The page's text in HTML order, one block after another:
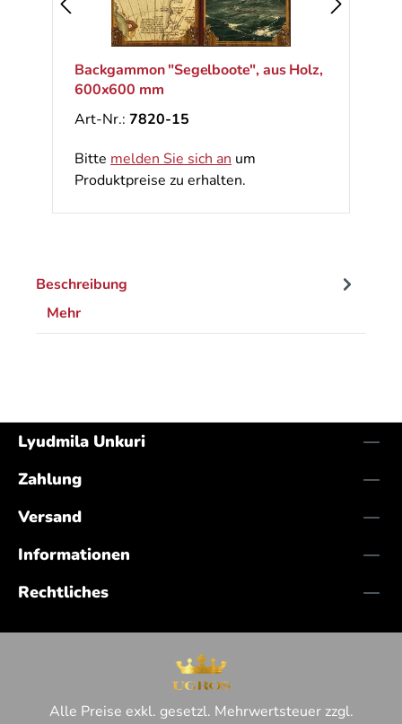
Backgammon "Segelboote", aus Holz,
600x600 mm
Art-Nr.: 7820-15
Bitte melden Sie sich an um
Produktpreise zu erhalten.
Beschreibung
Mehr
Lyudmila Unkuri
Zahlung
Versand
Informationen
Rechtliches
Alle Preise exkl. gesetzl. Mehrwertsteuer zzgl.